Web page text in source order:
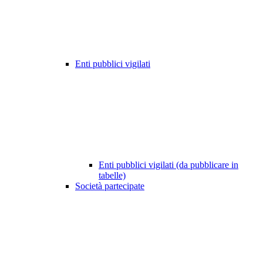
Enti pubblici vigilati
Enti pubblici vigilati (da pubblicare in
tabelle)
Società partecipate